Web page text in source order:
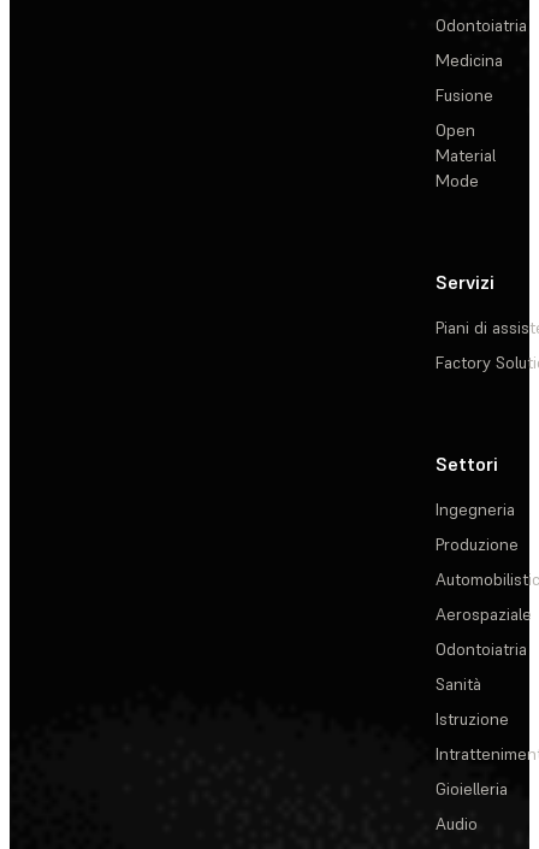
Odontoiatria
Medicina
Fusione
Open
Material
Mode
Servizi
Piani di
Factory
Settori
Ingegneria
Produzione
Aerospaziale
Odontoiatria
Sanità
Istruzione
Gioielleria
Audio